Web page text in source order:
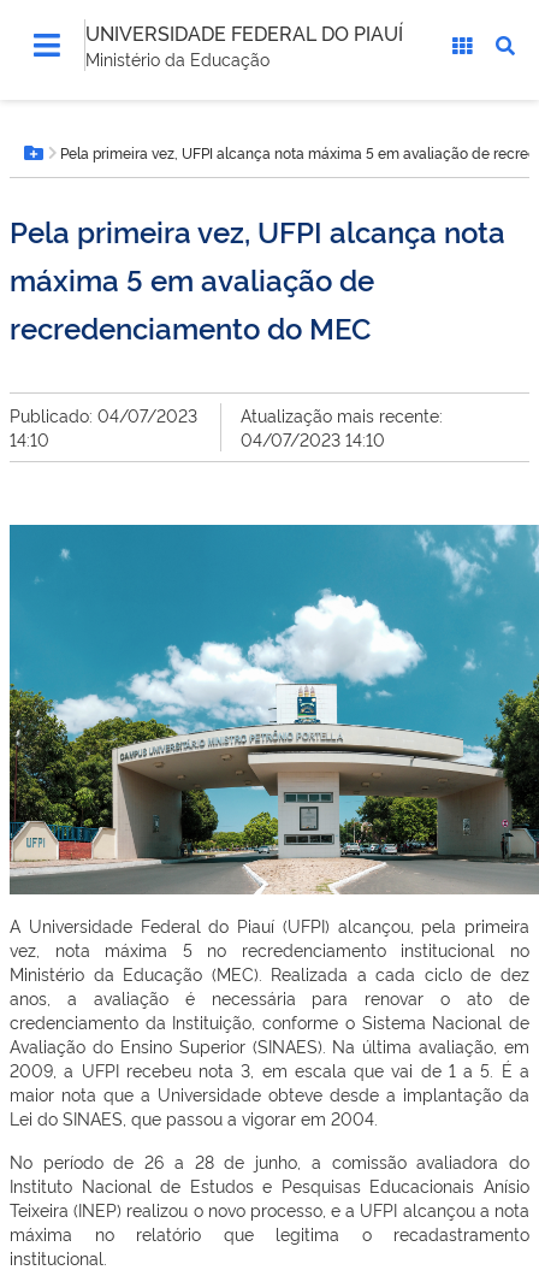
UNIVERSIDADE FEDERAL DO PIAUÍ
Ministério da Educação
está
aqui:Botão Menu
Pela primeira vez, UFPI alcança nota máxima 5 em avaliação de
Pela primeira vez, UFPI alcança nota
máxima 5 em avaliação de
recredenciamento do MEC
Publicado: 04/07/2023
14:10
Atualização mais recente:
04/07/2023 14:10
A Universidade Federal do Piauí (UFPI) alcançou, pela primeira
vez, nota máxima 5 no recredenciamento institucional no
Ministério da Educação (MEC). Realizada a cada ciclo de dez
anos, a avaliação é necessária para renovar o ato de
credenciamento da Instituição, conforme o Sistema Nacional de
Avaliação do Ensino Superior (SINAES). Na última avaliação, em
2009, a UFPI recebeu nota 3, em escala que vai de 1 a 5. É a
maior nota que a Universidade obteve desde a implantação da
Lei do SINAES, que passou a vigorar em 2004.
No período de 26 a 28 de junho, a comissão avaliadora do
Instituto Nacional de Estudos e Pesquisas Educacionais Anísio
Teixeira (INEP) realizou o novo processo, e a UFPI alcançou a nota
máxima no relatório que legitima o recadastramento
institucional.